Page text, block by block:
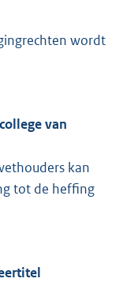
wordt
van
kan
tot de heffing